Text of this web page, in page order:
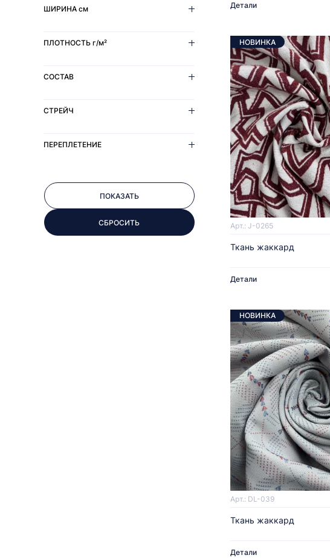
ШИРИНА см
ПЛОТНОСТЬ г/м²
СОСТАВ
СТРЕЙЧ
ПЕРЕПЛЕТЕНИЕ
Детали
НОВИНКА
Арт.: J-0265
Ткань жаккард
Детали
НОВИНКА
Арт.: DL-039
Ткань жаккард
Детали